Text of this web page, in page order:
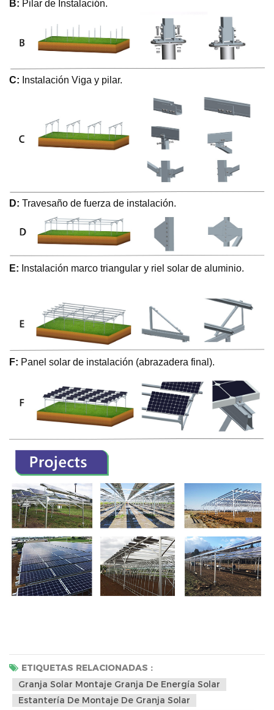
B: Pilar de Instalación.
C: Instalación Viga y pilar.
D: Travesaño de fuerza de instalación.
E: Instalación marco triangular y riel solar de aluminio.
F: Panel solar de instalación (abrazadera final).
ETIQUETAS RELACIONADAS :
Granja Solar Montaje Granja De Energía Solar
Estantería De Montaje De Granja Solar